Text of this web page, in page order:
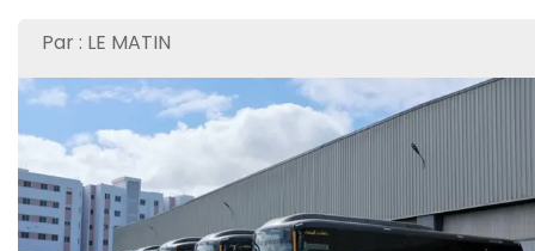
Par : LE MATIN